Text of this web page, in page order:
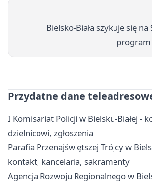
Bielsko-Biała szykuje się
program
Przydatne dane
I Komisariat Policji w Bielsku-Białej -
dzielnicowi, zgłoszenia
Parafia Przenajświętszej Trójcy w
kontakt, kancelaria, sakramenty
Agencja Rozwoju Regionalnego w